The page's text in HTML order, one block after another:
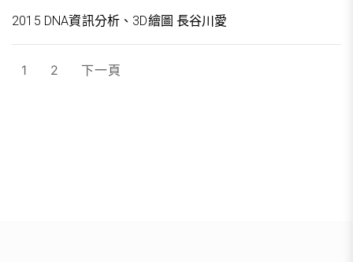
2015 DNA資訊分析、3D繪圖 長谷川愛
文
1 2 下一頁